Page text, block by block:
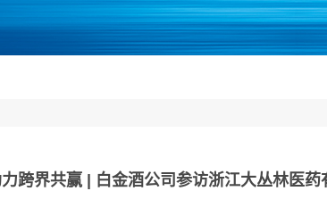
跨界共赢 | 白金酒公司参访浙江大丛林医药